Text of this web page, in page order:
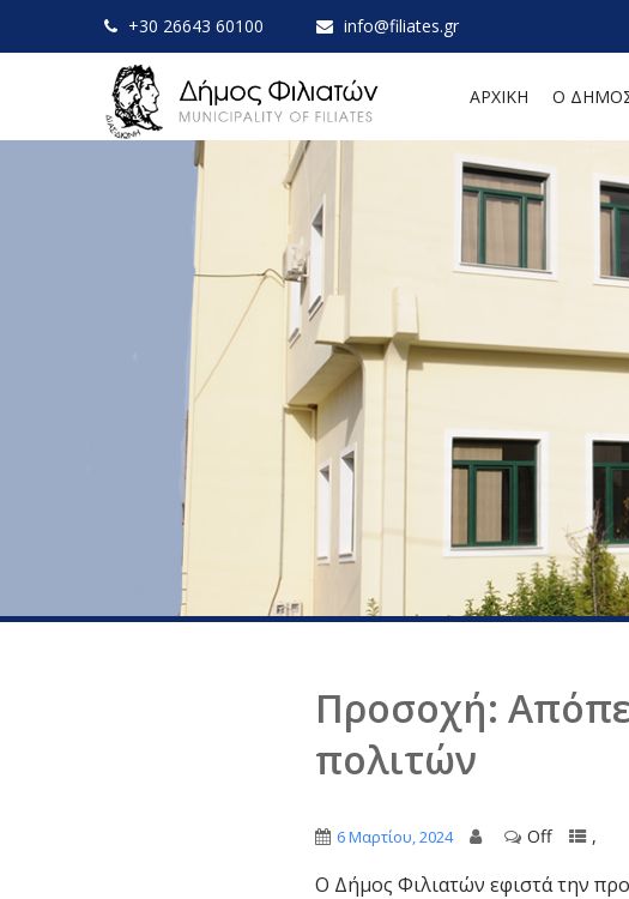
+30 26643 60100 info@filiates.gr
ΑΡΧΙΚΗ Ο
Προσοχή:
πολιτών
6 Μαρτίου, 2024 Off ,
Ο Δήμος Φιλιατών εφιστά την